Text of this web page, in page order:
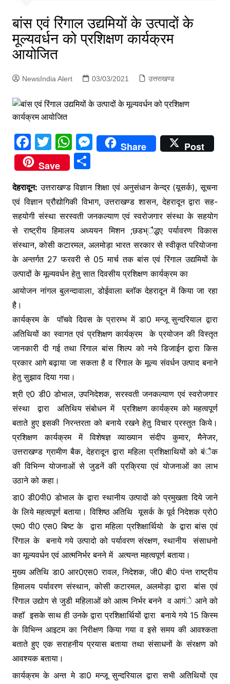
बांस एवं रिंगाल उद्यमियों के उत्पादों के
मूल्यवर्धन को प्रशिक्षण कार्यक्रम
आयोजित
NewsIndia Alert 03/03/2021 उत्तराखण्ड
F
a
c
e
b
o
o
k
T
w
itt
er
W
h
at
s
A
p
p
M
e
s
e
n
g
er
Share
Post
Save
S
ar
e
देहरादून: उत्तराखण्ड विज्ञान शिक्षा एवं अनुसंधान केन्द्र (यूसर्क), सूचना
एवं विज्ञान प्रौद्योगिकी विभाग, उत्तराखण्ड शासन, देहरादून द्वारा सह-
सहयोगी संस्था सरस्वती जनकल्याण एवं स्वरोजगार संस्था के सहयोग
से राष्ट्रीय हिमालय अध्ययन मिशन ;छडभ्ैद्धए पर्यावरण विकास
संस्थान, कोसी कटारमल, अलमोड़ा भारत सरकार से स्वीकृत परियोजना
के अन्तर्गत 27 फरवरी से 05 मार्च तक बांस एवं रिंगाल उद्यमियों के
उत्पादों के मूल्यवर्धन हेतु सात दिवसीय प्रशिक्षण कार्यक्रम का
आयोजन नांगल बुलन्दावाला, डोईवाला ब्लाॅक देहरादून में किया जा रहा
है।
कार्यक्रम के पाॅचवे दिवस के प्रारम्भ में डा0 मन्जू सुन्दरियाल द्वारा
अतिथियों का स्वागत एवं प्रशिक्षण कार्यक्रम के प्रयोजन की विस्तृत
जानकारी दी गई तथा रिंगाल बांस शिल्प को नये डिजाईन द्वारा किस
प्रकार आगे बढ़ाया जा सकता है व रिंगाल के मूल्य संवर्धन उत्पाद बनाने
हेतु सुझाव दिया गया।
श्री ए0 डी0 डोभाल, उपनिदेशक, सरस्वती जनकल्याण एवं स्वरोजगार
संस्था द्वारा अतिथिय संबोधन में प्रशिक्षण कार्यक्रम को महत्वपूर्ण
बताते हुए इसकी निरन्तरता को बनाये रखने हेतु विचार प्रस्तुत किये।
प्रशिक्षण कार्यक्रम में विशेषज्ञ व्याख्यान संदीप कुमार, मैनेजर,
उत्तराखण्ड ग्रामीण बैक, देहरादून द्वारा महिला प्रशिक्षाथियों को बंैक
की विभिन्न योजनाओं से जुडनें की प्रक्रिया एवं योजनाओं का लाभ
उठाने को कहा।
डा0 डी0पी0 डोभाल के द्वारा स्थानीय उत्पादों को प्रमुखता दिये जाने
के लिये महत्वपूर्ण बताया। विशिष्ठ अतिथि यूसर्क के पूर्व निदेशक प्रो0
एम0 पी0 एस0 बिष्ट के द्वारा महिला प्रशिक्षार्थियो के द्वारा बांस एवं
रिंगाल के बनाये गये उत्पादो को पर्यावरण संरक्षण, स्थानीय संसाधनो
का मूल्यवर्धन एवं आत्मनिर्भर बनने में अत्यन्त महत्वपूर्ण बताया।
मुख्य अतिथि डा0 आर0एस0 रावल, निदेशक, जी0 बी0 पंन्त राष्ट्रीय
हिमालय पर्यावरण संस्थान, कोसी कटारमल, अलमोड़ा द्वारा बांस एवं
रिंगाल उद्योग से जुडी महिलाओं को आत्म निर्भर बनने व आगंे आने को
कहाॅ इसके साथ ही उनके द्वारा प्रशिक्षार्थियों द्वारा बनाये गये 15 किस्म
के विभिन्न आइटम का निरीक्षण किया गया व इसे समय की आवश्कता
बताते हुए एक सराहनीय प्रयास बताया तथा संसाधनों के संरक्षण को
आवश्यक बताया।
कार्यक्रम के अन्त मे डा0 मन्जू सुन्दरियाल द्वारा सभी अतिथियों एव